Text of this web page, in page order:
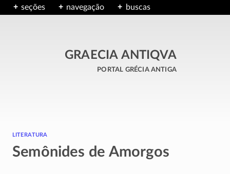
seções navegação buscas
GRAECIA ANTIQVA
portal grécia antiga
literatura
Semônides de Amorgos